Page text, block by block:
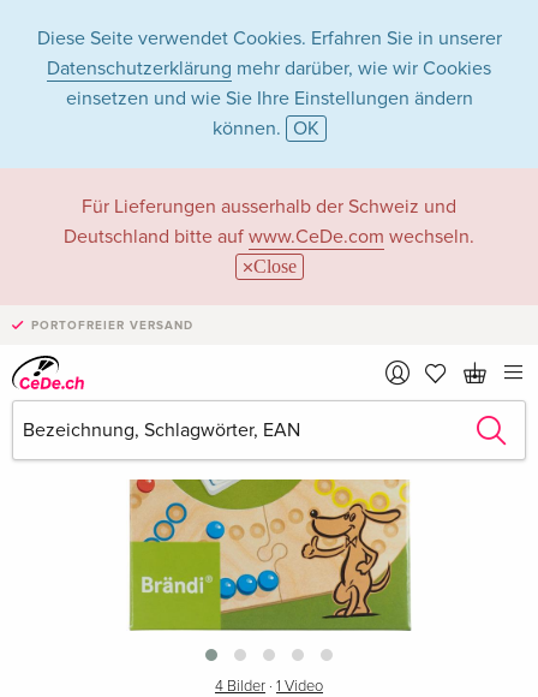
Diese Seite verwendet Cookies. Erfahren Sie in unserer
Datenschutzerklärung mehr darüber, wie wir Cookies
einsetzen und wie Sie Ihre Einstellungen ändern
können. OK
Für Lieferungen ausserhalb der Schweiz und
Deutschland bitte auf www.CeDe.com wechseln.
Close
PORTOFREIER VERSAND
4 Bilder· 1 Video